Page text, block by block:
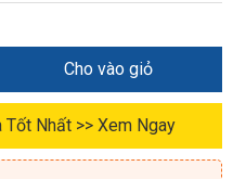
Cho vào giỏ
Nhất >> Xem Ngay